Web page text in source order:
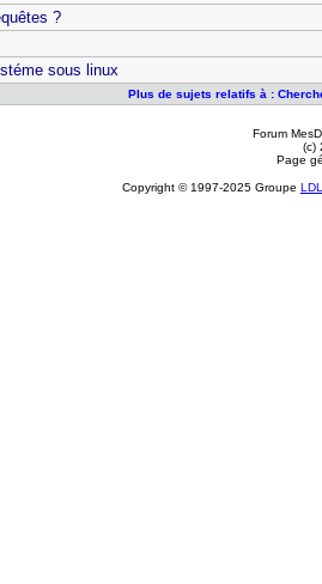
?
sous linux
Plus de sujets relatifs à :
Forum
(c)
Page
Copyright © 1997-2025 Groupe